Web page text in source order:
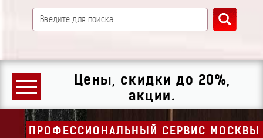
Цены, скидки до 20%,
акции.
ПРОФЕССИОНАЛЬНЫЙ СЕРВИС МОСКВЫ